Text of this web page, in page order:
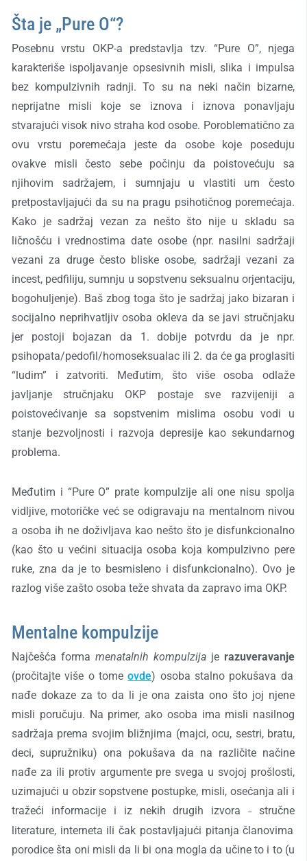
Šta je „Pure O“?
Posebnu vrstu OKP-a predstavlja tzv. “Pure O”, njega
karakteriše ispoljavanje opsesivnih misli, slika i impulsa
bez kompulzivnih radnji. To su na neki način bizarne,
neprijatne misli koje se iznova i iznova ponavljaju
stvarajući visok nivo straha kod osobe. Poroblematično za
ovu vrstu poremećaja jeste da osobe koje poseduju
ovakve misli često sebe počinju da poistovećuju sa
njihovim sadržajem, i sumnjaju u vlastiti um često
pretpostavljajući da su na pragu psihotičnog poremećaja.
Kako je sadržaj vezan za nešto što nije u skladu sa
ličnošću i vrednostima date osobe (npr. nasilni sadržaji
vezani za druge često bliske osobe, sadržaji vezani za
incest, pedfiliju, sumnju u sopstvenu seksualnu orjentaciju,
bogohuljenje). Baš zbog toga što je sadržaj jako bizaran i
socijalno neprihvatljiv osoba okleva da se javi stručnjaku
jer postoji bojazan da 1. dobije potvrdu da je npr.
psihopata/pedofil/homoseksualac ili 2. da će ga proglasiti
“ludim” i zatvoriti. Međutim, što više osoba odlaže
javljanje stručnjaku OKP postaje sve razvijeniji a
poistovećivanje sa sopstvenim mislima osobu vodi u
stanje bezvoljnosti i razvoja depresije kao sekundarnog
problema.
Međutim i “Pure O” prate kompulzije ali one nisu spolja
vidljive, motoričke već se odigravaju na mentalnom nivou
a osoba ih ne doživljava kao nešto što je disfunkcionalno
(kao što u većini situacija osoba koja kompulzivno pere
ruke, zna da jeto besmisleno i disfunkcionalno). Ovo je
razlog više zašto osoba teže shvata da zapravo ima OKP.
Mentalne kompulzije
Najčešća forma menatalnih kompulzija je razuveravanje
(pročitajte više o tomeovde) osoba stalno pokušava da
nađe dokaze za to da li je ona zaista ono što joj njene
misli poručuju. Na primer, ako osoba ima misli nasilnog
sadržaja prema svojim bližnjima (majci, ocu, sestri, bratu,
deci, supružniku) ona pokušava da na različite načine
nađe za ili protiv argumente pre svega u svojoj prošlosti,
uzimajući u obzir sopstvene postupke, misli, osećanja ali i
tražeći informacije i iz nekih drugih izvora˗ stručne
literature, interneta ili čak postavljajući pitanja članovima
porodice šta oni misli da li bi ona mogla da učine to i to (u